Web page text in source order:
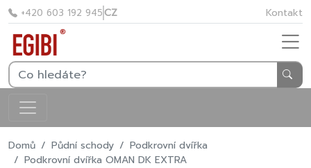
+420 603 192 945CZ Kontakt
Domů Půdní schody
Podkrovní dvířka
Podkrovní dvířka OMAN DK EXTRA